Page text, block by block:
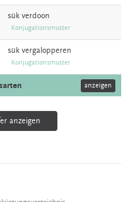
sük verdoon
Konjugationsmuster
sük vergalopperen
Konjugationsmuster
anzeigen
anzeigen